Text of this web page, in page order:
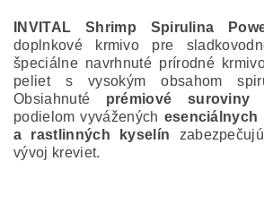
INVITAL Shrimp Spirulina
doplnkové krmivo pre
špeciálne navrhnuté prírodné
peliet s vysokým obsahom
Obsiahnuté prémiové suroviny
podielom vyvážených esenciálnych
a rastlinných kyselín
vývoj kreviet.